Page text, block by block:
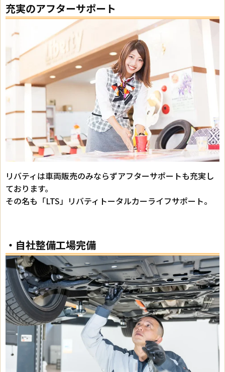
充実のアフターサポート
リバティは車両販売のみならずアフターサポートも充実し
ております。
その名も「LTS」リバティトータルカーライフサポート。
・自社整備工場完備